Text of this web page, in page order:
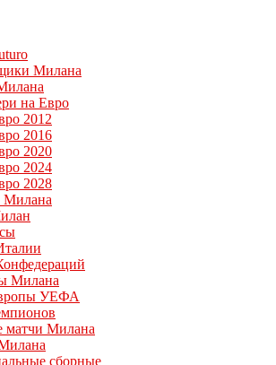
Милана
на Евро
2012
2016
2020
2024
2028
Милана
Милана
УЕФА
матчи Милана
сборные